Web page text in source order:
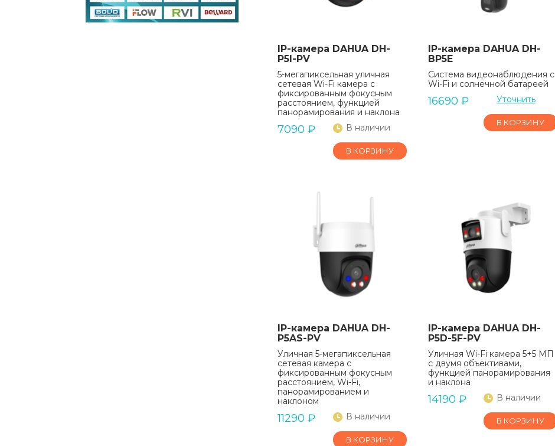
IP-камера DAHUA DH-
P5I-PV
5-мегапиксельная уличная
сетевая Wi-Fi камера с
фиксированным фокусным
расстоянием, функцией
панорамирования и наклона
7090 ₽ В наличии
В КОРЗИНУ
IP-камера DAHUA DH-
BP5E
Система видеонаблюдения с
Wi-Fi и солнечной батареей
16690 ₽ Уточнить
В КОРЗИНУ
IP-камера DAHUA DH-
P5AS-PV
Уличная 5-мегапиксельная
сетевая камера с
фиксированным фокусным
расстоянием, Wi-Fi,
панорамированием и
наклоном
11290 ₽ В наличии
В КОРЗИНУ
IP-камера DAHUA DH-
P5D-5F-PV
Уличная Wi-Fi камера 5+5 МП
с двумя объективами,
функцией панорамирования
и наклона
14190 ₽ В наличии
В КОРЗИНУ